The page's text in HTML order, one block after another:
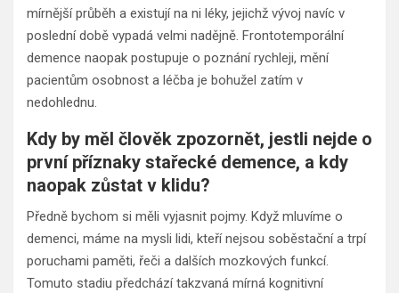
mírnější průběh a existují na ni léky, jejichž vývoj navíc v
poslední době vypadá velmi nadějně. Frontotemporální
demence naopak postupuje o poznání rychleji, mění
pacientům osobnost a léčba je bohužel zatím v
nedohlednu.
Kdy by měl člověk zpozornět, jestli nejde o
první příznaky stařecké demence, a kdy
naopak zůstat v klidu?
Předně bychom si měli vyjasnit pojmy. Když mluvíme o
demenci, máme na mysli lidi, kteří nejsou soběstační a trpí
poruchami paměti, řeči a dalších mozkových funkcí.
Tomuto stadiu předchází takzvaná mírná kognitivní